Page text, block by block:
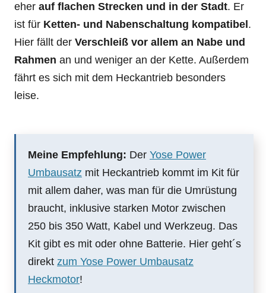
eher auf flachen Strecken und in der Stadt. Er
ist für Ketten- und Nabenschaltung kompatibel .
Hier fällt der Verschleiß vor allem an Nabe und
Rahmen an und weniger an der Kette. Außerdem
fährt es sich mit dem Heckantrieb besonders
leise.
Meine Empfehlung: Der Yose Power
Umbausatz mit Heckantrieb kommt im Kit für
mit allem daher, was man für die Umrüstung
braucht, inklusive starken Motor zwischen
250 bis 350 Watt, Kabel und Werkzeug. Das
Kit gibt es mit oder ohne Batterie. Hier geht´s
direkt zum Yose Power Umbausatz
Heckmotor!